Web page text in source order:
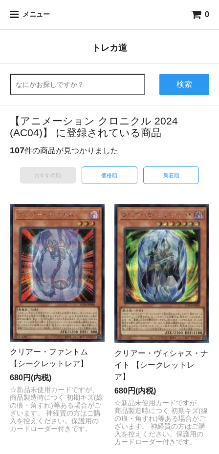
メニュー 0
トレカ道
検索
【アニメーション クロニクル 2024
(AC04)】 に登録されている商品
107件の商品が見つかりました
おすすめ順 価格順 新着順
クリアー・ファントム
【シークレットレア】
680円(内税)
☆新品未使用カードですが、
商品製造時につく 初期キズ(線
の痕・角すれ)等ある場合がご
ざいます。 神経質の方はご購
入を控えください。保護用の
カードローダー付きです。
クリアー・ヴィシャス・ナ
イト 【シークレットレ
ア】
680円(内税)
☆新品未使用カードですが、
商品製造時につく 初期キズ(線
の痕・角すれ)等ある場合がご
ざいます。 神経質の方はご購
入を控えください。保護用の
カードローダー付きです。